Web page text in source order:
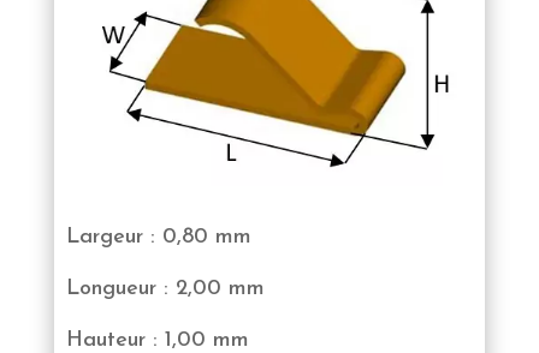
Largeur : 0,80 mm
Longueur : 2,00 mm
Hauteur : 1,00 mm